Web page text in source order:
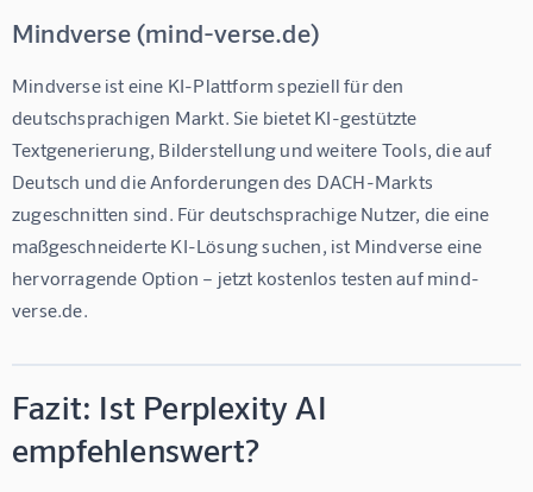
Mindverse (mind-verse.de)
Mindverse ist eine KI-Plattform speziell für den
deutschsprachigen Markt. Sie bietet KI-gestützte
Textgenerierung, Bilderstellung und weitere Tools, die auf
Deutsch und die Anforderungen des DACH-Markts
zugeschnitten sind. Für deutschsprachige Nutzer, die eine
maßgeschneiderte KI-Lösung suchen, ist Mindverse eine
hervorragende Option – jetzt kostenlos testen auf mind-
verse.de.
Fazit: Ist Perplexity AI
empfehlenswert?